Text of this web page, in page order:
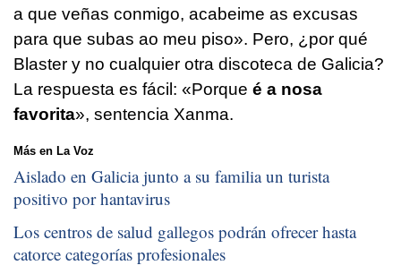
a que veñas conmigo, acabeime as excusas
para que subas ao meu piso». Pero, ¿por qué
Blaster y no cualquier otra discoteca de Galicia?
La respuesta es fácil: «Porque é a nosa
favorita», sentencia Xanma.
Más en La Voz
Aislado en Galicia junto a su familia un turista
positivo por hantavirus
Los centros de salud gallegos podrán ofrecer hasta
catorce categorías profesionales